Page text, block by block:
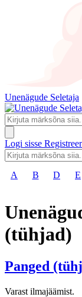
Unenägude Seletaja
Logi sisse
A B D E
(tühjad)
Panged
Varast ilmajäämist.